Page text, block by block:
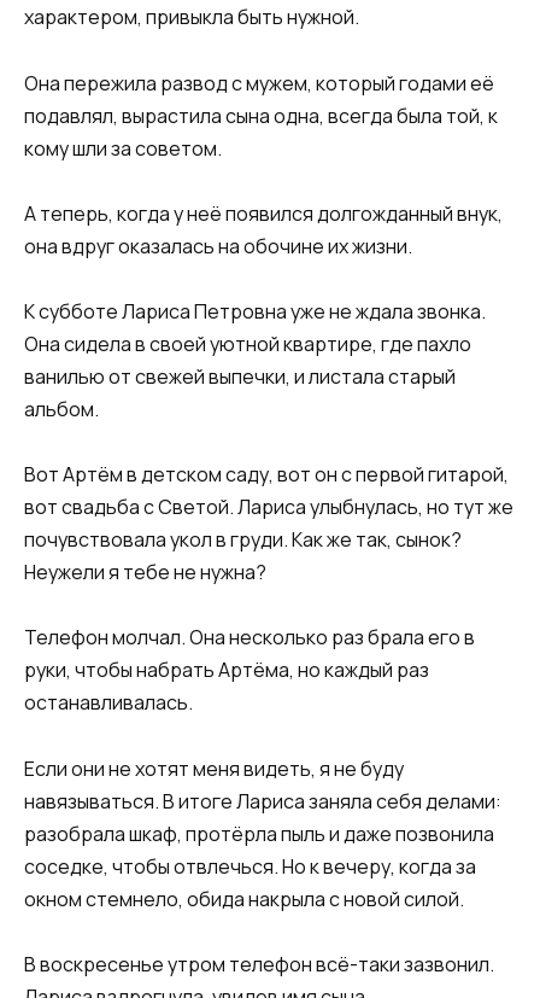
характером, привыкла быть нужной.
Она пережила развод с мужем, который годами её
подавлял, вырастила сына одна, всегда была той, к
кому шли за советом.​
​А теперь, когда у неё появился долгожданный внук,
она вдруг оказалась на обочине их жизни.​
​К субботе Лариса Петровна уже не ждала звонка.
Она сидела в своей уютной квартире, где пахло
ванилью от свежей выпечки, и листала старый
альбом.​
​Вот Артём в детском саду, вот он с первой гитарой,
вот свадьба с Светой. Лариса улыбнулась, но тут же
почувствовала укол в груди. Как же так, сынок?
Неужели я тебе не нужна?​
​Телефон молчал. Она несколько раз брала его в
руки, чтобы набрать Артёма, но каждый раз
останавливалась.​
​Если они не хотят меня видеть, я не буду
навязываться. В итоге Лариса заняла себя делами:
разобрала шкаф, протёрла пыль и даже позвонила
соседке, чтобы отвлечься. Но к вечеру, когда за
окном стемнело, обида накрыла с новой силой.​
​В воскресенье утром телефон всё-таки зазвонил.